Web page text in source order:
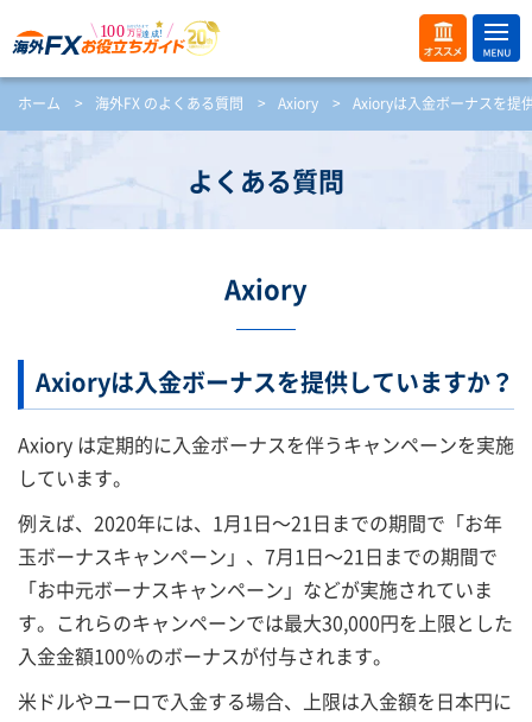
オス
スメ
ME
NU
開
ホーム > 海外FX のよくある質問 > Axiory > Axioryは入金ボーナスを提
よくある質問
Axiory
Axioryは入金ボーナスを提供していますか？
Axiory は定期的に入金ボーナスを伴うキャンペーンを実施
しています。
例えば、2020年には、1月1日～21日までの期間で「お年
玉ボーナスキャンペーン」、7月1日～21日までの期間で
「お中元ボーナスキャンペーン」などが実施されていま
す。これらのキャンペーンでは最大30,000円を上限とした
入金金額100％のボーナスが付与されます。
米ドルやユーロで入金する場合、上限は入金額を日本円に